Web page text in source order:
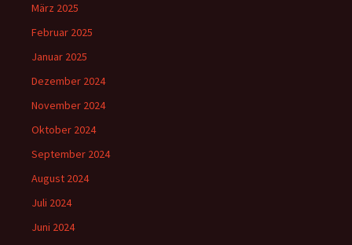
März 2025
Februar 2025
Januar 2025
Dezember 2024
November 2024
Oktober 2024
September 2024
August 2024
Juli 2024
Juni 2024